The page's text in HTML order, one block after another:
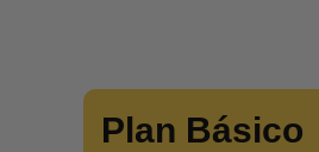
Plan Básico